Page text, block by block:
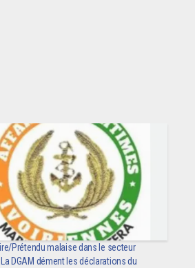
Prétendu malaise dans le secteur
DGAM dément les déclarations du